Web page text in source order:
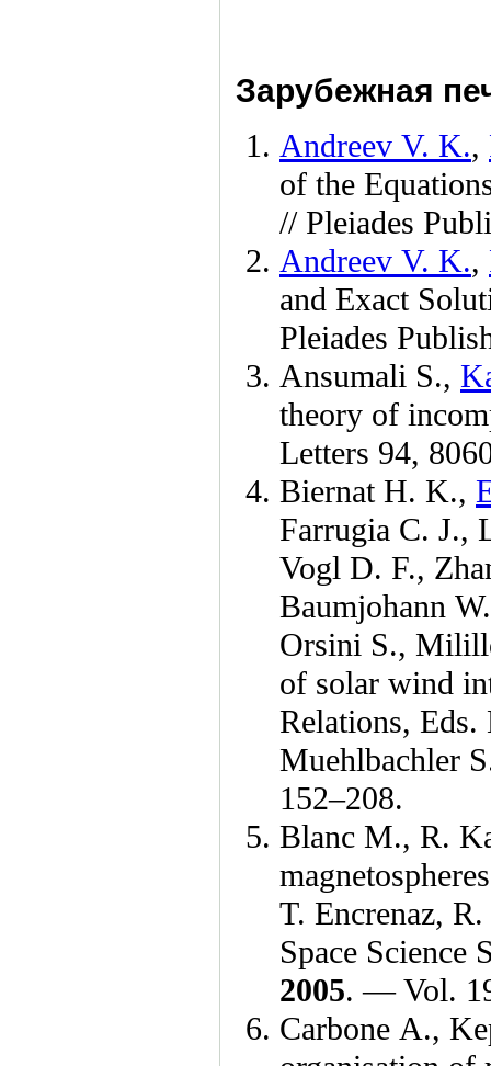
Зарубежная
Andreev V. K.,
of the
// Pleiades
Andreev V. K.,
and Exact
Pleiades
Ansumali S.,
theory of
Letters 94,
Biernat H. K.,
Farrugia C. J.,
Vogl D. F.,
Baumjohann W.
Orsini S.,
of solar wind
Relations, Eds.
Muehlbachler
152–208.
Blanc M., R.
T. Encrenaz, R.
Space
2005. — Vol.
Carbone A.,